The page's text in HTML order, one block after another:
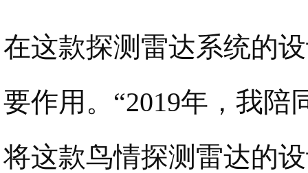
在这款探测雷达系统的
要作用。“2019年，我
将这款鸟情探测雷达的